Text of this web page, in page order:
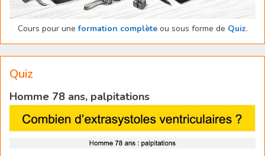
Cours pour uneformation complèteou sous forme de Quiz.
Quiz
Homme 78 ans, palpitations